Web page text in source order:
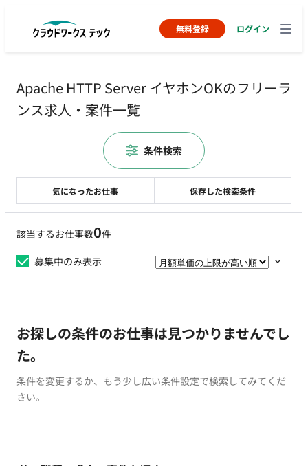
無料登録 ログイン
Apache HTTP Server イヤホンOKのフリーラ
ンス求人・案件一覧
該当するお仕事数0件
募集中のみ表示
お探しの条件のお仕事は見つかりませんでし
た。
条件を変更するか、もう少し広い条件設定で検索してみてくだ
さい。
気になったお仕事 保存した検索条件
条件検索